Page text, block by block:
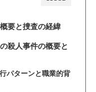
要と捜査の経緯
殺人事件の概要と
パターンと職業的背